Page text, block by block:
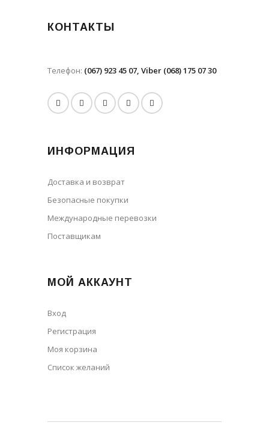
КОНТАКТЫ
Телефон: (067) 923 45 07, Viber (068) 175 07 30
ИНФОРМАЦИЯ
Доставка и возврат
Безопасные покупки
Международные перевозки
Поставщикам
МОЙ АККАУНТ
Вход
Регистрация
Моя корзина
Cписок желаний